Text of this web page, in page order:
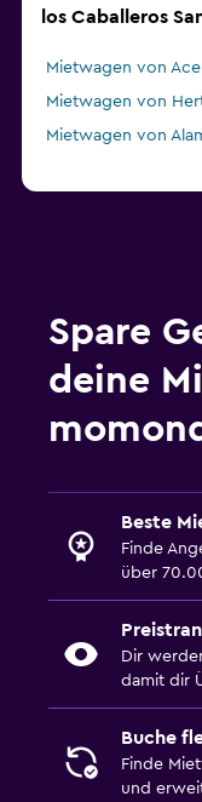
los Caballeros
Mietwagen von Ace
Mietwagen von
Mietwagen von
Spare
deine
Beste
Finde
über
Dir
damit dir
Buche
Finde
und